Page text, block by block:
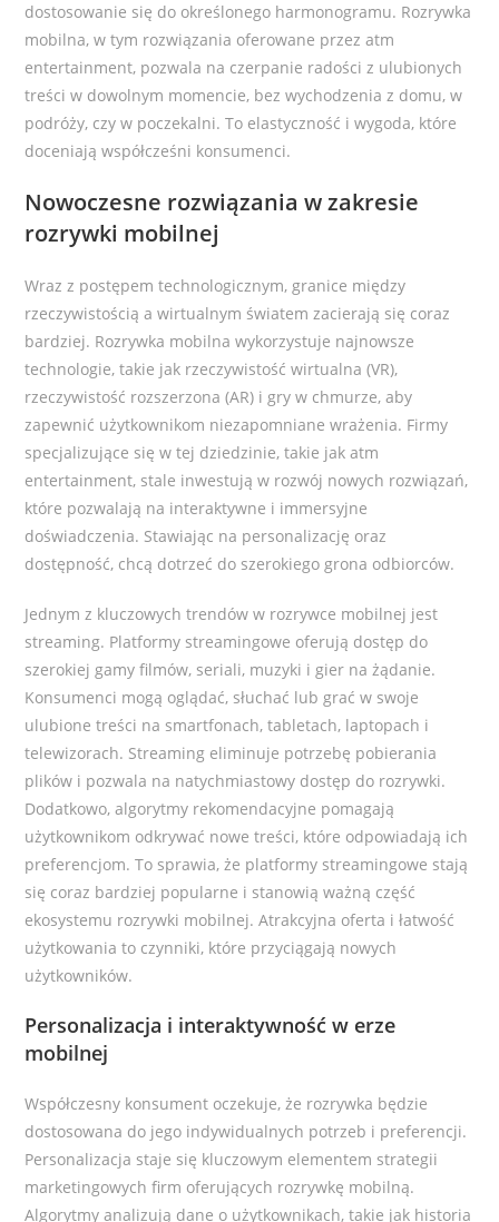
dostosowanie się do określonego harmonogramu. Rozrywka
mobilna, w tym rozwiązania oferowane przez atm
entertainment, pozwala na czerpanie radości z ulubionych
treści w dowolnym momencie, bez wychodzenia z domu, w
podróży, czy w poczekalni. To elastyczność i wygoda, które
doceniają współcześni konsumenci.
Nowoczesne rozwiązania w zakresie
rozrywki mobilnej
Wraz z postępem technologicznym, granice między
rzeczywistością a wirtualnym światem zacierają się coraz
bardziej. Rozrywka mobilna wykorzystuje najnowsze
technologie, takie jak rzeczywistość wirtualna (VR),
rzeczywistość rozszerzona (AR) i gry w chmurze, aby
zapewnić użytkownikom niezapomniane wrażenia. Firmy
specjalizujące się w tej dziedzinie, takie jak atm
entertainment, stale inwestują w rozwój nowych rozwiązań,
które pozwalają na interaktywne i immersyjne
doświadczenia. Stawiając na personalizację oraz
dostępność, chcą dotrzeć do szerokiego grona odbiorców.
Jednym z kluczowych trendów w rozrywce mobilnej jest
streaming. Platformy streamingowe oferują dostęp do
szerokiej gamy filmów, seriali, muzyki i gier na żądanie.
Konsumenci mogą oglądać, słuchać lub grać w swoje
ulubione treści na smartfonach, tabletach, laptopach i
telewizorach. Streaming eliminuje potrzebę pobierania
plików i pozwala na natychmiastowy dostęp do rozrywki.
Dodatkowo, algorytmy rekomendacyjne pomagają
użytkownikom odkrywać nowe treści, które odpowiadają ich
preferencjom. To sprawia, że platformy streamingowe stają
się coraz bardziej popularne i stanowią ważną część
ekosystemu rozrywki mobilnej. Atrakcyjna oferta i łatwość
użytkowania to czynniki, które przyciągają nowych
użytkowników.
Personalizacja i interaktywność w erze
mobilnej
Współczesny konsument oczekuje, że rozrywka będzie
dostosowana do jego indywidualnych potrzeb i preferencji.
Personalizacja staje się kluczowym elementem strategii
marketingowych firm oferujących rozrywkę mobilną.
Algorytmy analizują dane o użytkownikach, takie jak historia